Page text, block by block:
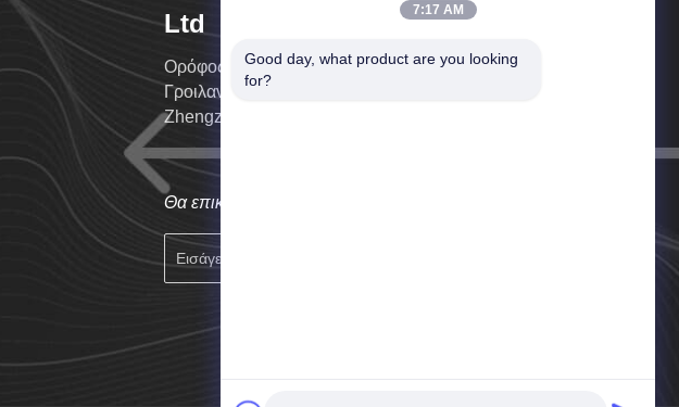
Ltd
Ορόφος 49, Νότιος Πύργος του Κέντρου της
Γροιλανδίας, Ανατολική περιοχή Zhengzhou,
Zhengzhou, Κίνα
Θα επικοινωνήσουμε μαζί σας το συντομότερο δυνατόν.
7:17 AM
Good day, what product are you looking
for?